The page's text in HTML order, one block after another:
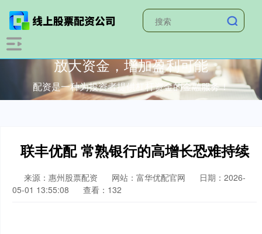
放大资金，增加盈利可能
配资是一种为投资者提供杠杆资金的金融服务！
联丰优配 常熟银行的高增长恐难持续
来源：惠州股票配资 网站：富华优配官网
日期：2026-
05-01 13:55:08
查看：132